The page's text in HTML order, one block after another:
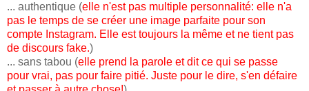
... authentique (elle n'est pas multiple personnalité: elle n'a
pas le temps de se créer une image parfaite pour son
compte Instagram. Elle est toujours la même et ne tient pas
de discours fake.)
... sans tabou (elle prend la parole et dit ce qui se passe
pour vrai, pas pour faire pitié. Juste pour le dire, s'en défaire